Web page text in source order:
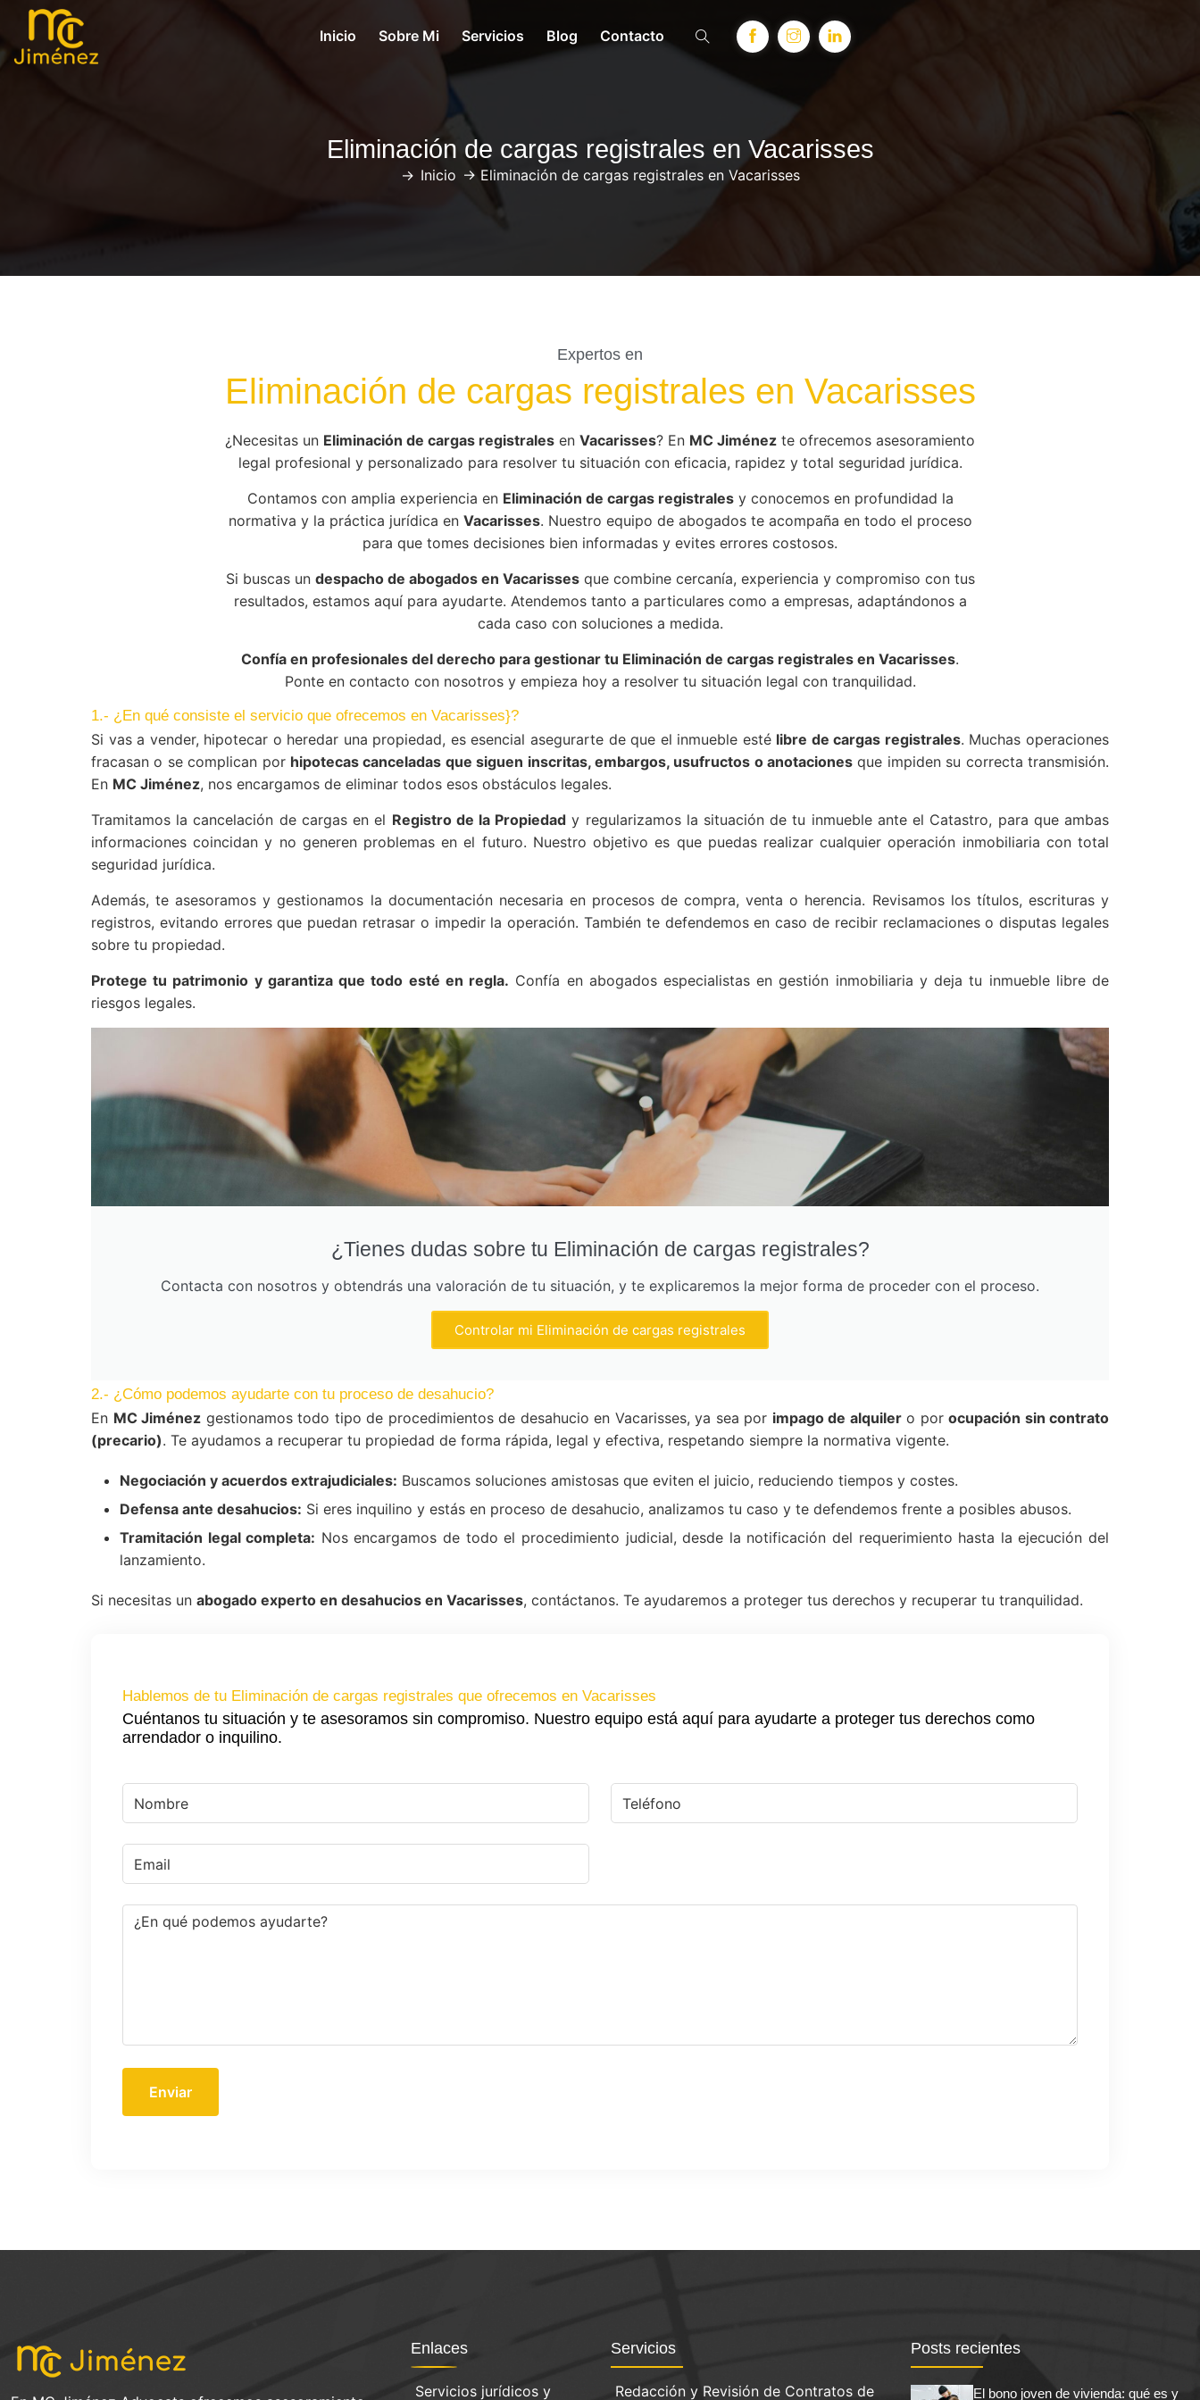
Inicio Sobre Mi Servicios Blog Contacto
Eliminación de cargas registrales en Vacarisses
-> Inicio -> Eliminación de cargas registrales en Vacarisses
Expertos en
Eliminación de cargas registrales en Vacarisses
¿Necesitas un Eliminación de cargas registrales en Vacarisses? En MC Jiménez te ofrecemos asesoramiento
legal profesional y personalizado para resolver tu situación con eficacia, rapidez y total seguridad jurídica.
Contamos con amplia experiencia en Eliminación de cargas registralesy conocemos en profundidad la
normativa y la práctica jurídica en Vacarisses. Nuestro equipo de abogados te acompaña en todo el proceso
para que tomes decisiones bien informadas y evites errores costosos.
Si buscas un despacho de abogados en Vacarissesque combine cercanía, experiencia y compromiso con tus
resultados, estamos aquí para ayudarte. Atendemos tanto a particulares como a empresas, adaptándonos a
cada caso con soluciones a medida.
Confía en profesionales del derecho para gestionar tu Eliminación de cargas registrales en Vacarisses.
Ponte en contacto con nosotros y empieza hoy a resolver tu situación legal con tranquilidad.
1.- ¿En qué consiste el servicio que ofrecemos en Vacarisses}?
Si vas a vender, hipotecar o heredar una propiedad, es esencial asegurarte de que el inmueble esté libre de cargas registrales. Muchas operaciones
fracasan o se complican por hipotecas canceladas que siguen inscritas, embargos, usufructos o anotaciones que impiden su correcta transmisión.
En MC Jiménez, nos encargamos de eliminar todos esos obstáculos legales.
Tramitamos la cancelación de cargas en el Registro de la Propiedad y regularizamos la situación de tu inmueble ante el Catastro, para que ambas
informaciones coincidan y no generen problemas en el futuro. Nuestro objetivo es que puedas realizar cualquier operación inmobiliaria con total
seguridad jurídica.
Además, te asesoramos y gestionamos la documentación necesaria en procesos de compra, venta o herencia. Revisamos los títulos, escrituras y
registros, evitando errores que puedan retrasar o impedir la operación. También te defendemos en caso de recibir reclamaciones o disputas legales
sobre tu propiedad.
Protege tu patrimonio y garantiza que todo esté en regla. Confía en abogados especialistas en gestión inmobiliaria y deja tu inmueble libre de
riesgos legales.
¿Tienes dudas sobre tu Eliminación de cargas registrales?
Contacta con nosotros y obtendrás una valoración de tu situación, y te explicaremos la mejor forma de proceder con el proceso.
Controlar mi Eliminación de cargas registrales
2.- ¿Cómo podemos ayudarte con tu proceso de desahucio?
En MC Jiménez gestionamos todo tipo de procedimientos de desahucio en Vacarisses, ya sea por impago de alquilero por ocupación sin contrato
(precario). Te ayudamos a recuperar tu propiedad de forma rápida, legal y efectiva, respetando siempre la normativa vigente.
Negociación y acuerdos extrajudiciales: Buscamos soluciones amistosas que eviten el juicio, reduciendo tiempos y costes.
Defensa ante desahucios: Si eres inquilino y estás en proceso de desahucio, analizamos tu caso y te defendemos frente a posibles abusos.
Tramitación legal completa: Nos encargamos de todo el procedimiento judicial, desde la notificación del requerimiento hasta la ejecución del
lanzamiento.
Si necesitas un abogado experto en desahucios en Vacarisses, contáctanos. Te ayudaremos a proteger tus derechos y recuperar tu tranquilidad.
Hablemos de tu Eliminación de cargas registrales que ofrecemos en Vacarisses
Cuéntanos tu situación y te asesoramos sin compromiso. Nuestro equipo está aquí para ayudarte a proteger tus derechos como
arrendador o inquilino.
Enviar
Enlaces
Servicios jurídicos y
Servicios
Redacción y Revisión de Contratos de
Posts recientes
El bono joven de vivienda: qué es y